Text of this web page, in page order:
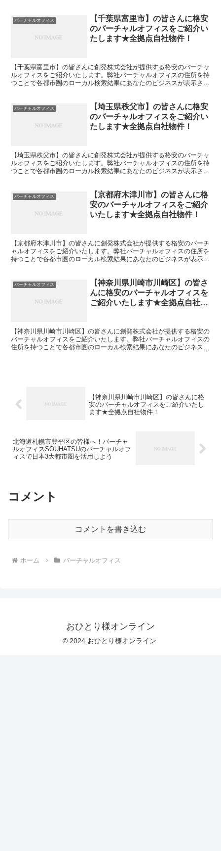
バーチャルオフィス
【千葉県富里市】の皆さんに格安
のバーチャルオフィスをご紹介い
たします★全拠点自社物件！
【千葉県富里市】の皆さんに創発株式会社が提供する格安のバーチャ
ルオフィスをご紹介いたします。弊社バーチャルオフィスの住所を持
つことで各都市圏のローカル検索結果にあなたのビジネスが表示され
バーチャルオフィス
【埼玉県秩父市】の皆さんに格安
のバーチャルオフィスをご紹介い
たします★全拠点自社物件！
【埼玉県秩父市】の皆さんに創発株式会社が提供する格安のバーチャ
ルオフィスをご紹介いたします。弊社バーチャルオフィスの住所を持
つことで各都市圏のローカル検索結果にあなたのビジネスが表示され
バーチャルオフィス
【京都府木津川市】の皆さんに格
安のバーチャルオフィスをご紹介
いたします★全拠点自社物件！
【京都府木津川市】の皆さんに創発株式会社が提供する格安のバーチ
ャルオフィスをご紹介いたします。弊社バーチャルオフィスの住所を
持つことで各都市圏のローカル検索結果にあなたのビジネスが表示さ
バーチャルオフィス
【神奈川県川崎市川崎区】の皆さ
んに格安のバーチャルオフィスを
ご紹介いたします★全拠点自社物
【神奈川県川崎市川崎区】の皆さんに創発株式会社が提供する格安の
バーチャルオフィスをご紹介いたします。弊社バーチャルオフィスの
住所を持つことで各都市圏のローカル検索結果にあなたのビジネスが
【神奈川県川崎市川崎区】の皆さんに格
安のバーチャルオフィスをご紹介いたし
ます★全拠点自社物件！
北海道札幌市豊平区の皆様へ！バーチャ
ルオフィスSOUHATSUのバーチャルオフ
ィスで日本3大都市圏を活用しよう
コメント
コメントを書き込む
ホーム バーチャルオフィス
おひとり様オンライン
© 2024 おひとり様オンライン.